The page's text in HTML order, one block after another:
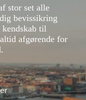
stor set alle
bevissikring
kendskab til
afgørende for